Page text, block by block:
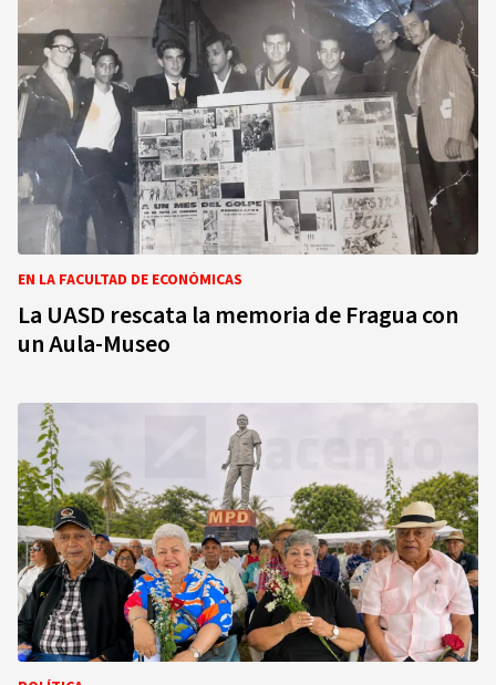
EN LA FACULTAD DE ECONÓMICAS
La UASD rescata la memoria de Fragua con
un Aula-Museo